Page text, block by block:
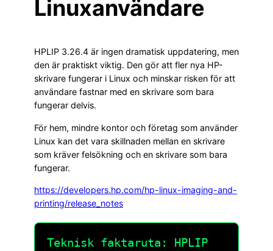
Linuxanvändare
HPLIP 3.26.4 är ingen dramatisk uppdatering, men
den är praktiskt viktig. Den gör att fler nya HP-
skrivare fungerar i Linux och minskar risken för att
användare fastnar med en skrivare som bara
fungerar delvis.
För hem, mindre kontor och företag som använder
Linux kan det vara skillnaden mellan en skrivare
som kräver felsökning och en skrivare som bara
fungerar.
https://developers.hp.com/hp-linux-imaging-and-
printing/release_notes
Teknisk faktaruta: HPLIP